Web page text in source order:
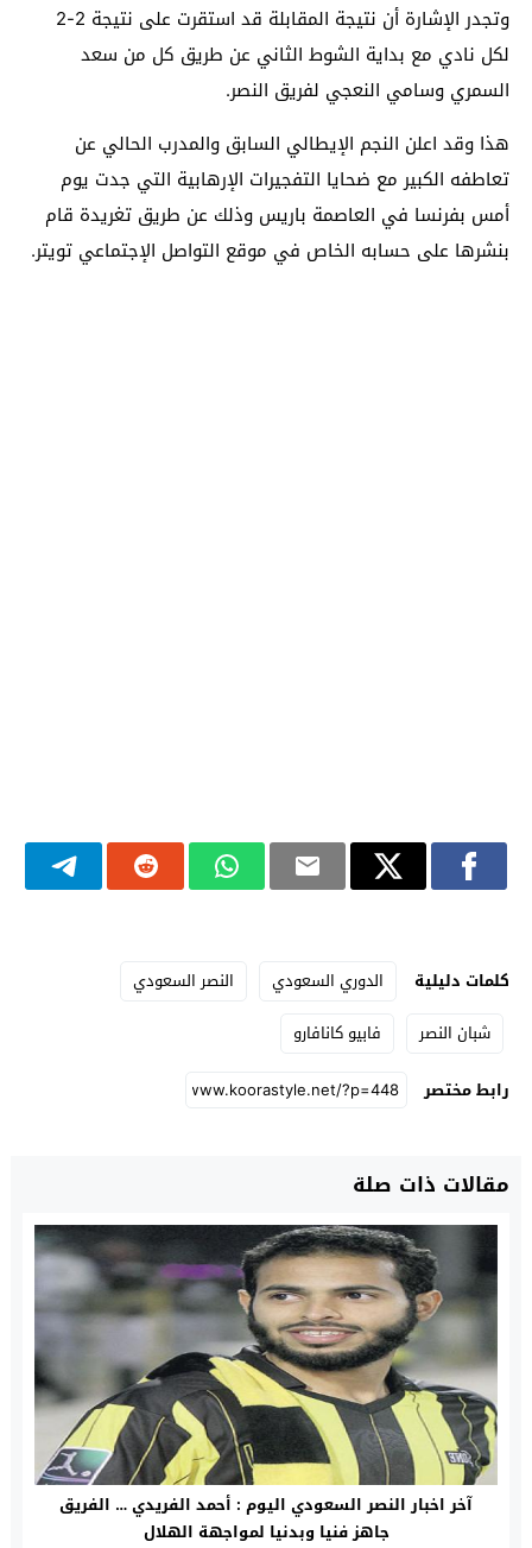
وتجدر الإشارة أن نتيجة المقابلة قد استقرت على نتيجة 2-2
لكل نادي مع بداية الشوط الثاني عن طريق كل من سعد
السمري وسامي النعجي لفريق النصر.
هذا وقد اعلن النجم الإيطالي السابق والمدرب الحالي عن
تعاطفه الكبير مع ضحايا التفجيرات الإرهابية التي جدت يوم
أمس بفرنسا في العاصمة باريس وذلك عن طريق تغريدة قام
بنشرها على حسابه الخاص في موقع التواصل الإجتماعي تويتر.
كلمات دليلية الدوري السعودي
النصر السعودي
شبان النصر
فابيو كانافارو
رابط مختصر
مقالات ذات صلة
آخر اخبار النصر السعودي اليوم : أحمد الفريدي … الفريق
جاهز فنيا وبدنيا لمواجهة الهلال